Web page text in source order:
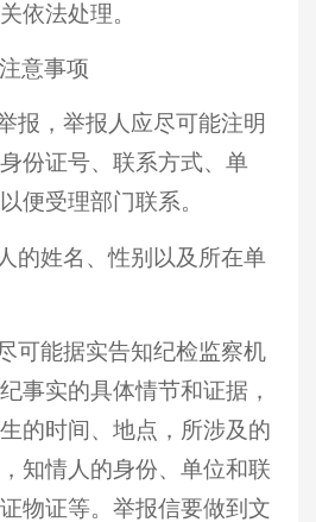
依法处理。
意事项
报，举报人应尽可能注明
份证号、联系方式、单
便受理部门联系。
的姓名、性别以及所在单
可能据实告知纪检监察机
事实的具体情节和证据，
的时间、地点，所涉及的
知情人的身份、单位和联
物证等。举报信要做到文